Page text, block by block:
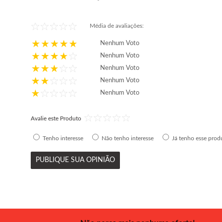
Média de avaliações:
Nenhum Voto
Nenhum Voto
Nenhum Voto
Nenhum Voto
Nenhum Voto
Avalie este Produto
Tenho interesse Não tenho interesse Já tenho esse
PUBLIQUE SUA OPINIÃO